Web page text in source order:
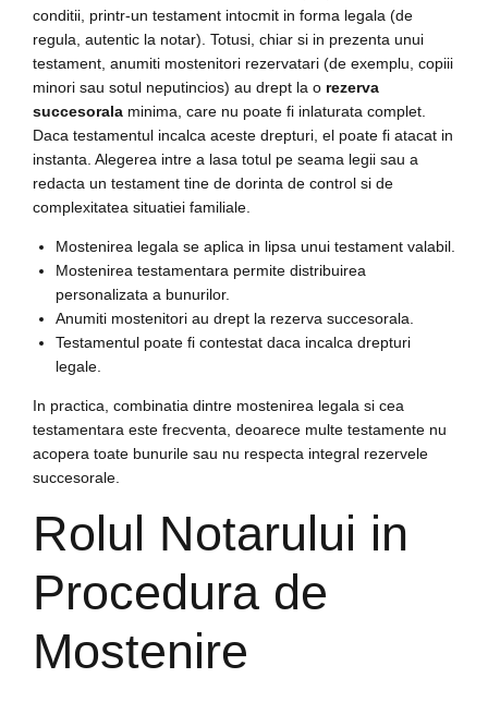
conditii, printr-un testament intocmit in forma legala (de
regula, autentic la notar). Totusi, chiar si in prezenta unui
testament, anumiti mostenitori rezervatari (de exemplu, copiii
minori sau sotul neputincios) au drept la o rezerva
succesorala minima, care nu poate fi inlaturata complet.
Daca testamentul incalca aceste drepturi, el poate fi atacat in
instanta. Alegerea intre a lasa totul pe seama legii sau a
redacta un testament tine de dorinta de control si de
complexitatea situatiei familiale.
Mostenirea legala se aplica in lipsa unui testament valabil.
Mostenirea testamentara permite distribuirea
personalizata a bunurilor.
Anumiti mostenitori au drept la rezerva succesorala.
Testamentul poate fi contestat daca incalca drepturi
legale.
In practica, combinatia dintre mostenirea legala si cea
testamentara este frecventa, deoarece multe testamente nu
acopera toate bunurile sau nu respecta integral rezervele
succesorale.
Rolul Notarului in
Procedura de
Mostenire